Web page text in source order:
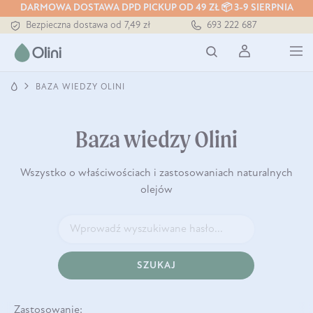
DARMOWA DOSTAWA DPD PICKUP OD 49 ZŁ 📦 3-9 SIERPNIA
Bezpieczna dostawa od 7,49 zł
Darmowa dostawa od 199 zł
Tłoczony zawsze na zimno
693 222 687
BAZA WIEDZY OLINI
Baza wiedzy Olini
Wszystko o właściwościach i zastosowaniach naturalnych
olejów
SZUKAJ
Zastosowanie: